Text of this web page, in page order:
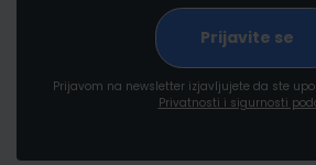
Prijavom na newsletter izjavljujete da ste
Privatnosti i sigurnosti